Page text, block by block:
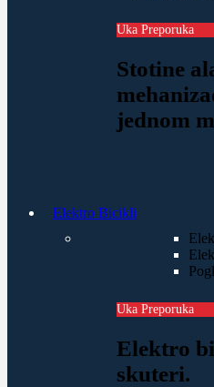
Uka Preporuka
Stotine
jednom
Elektro Bicikli
Uka Preporuka
Elektro
skuteri.